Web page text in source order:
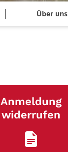
Über uns
Anmeldung
widerrufen